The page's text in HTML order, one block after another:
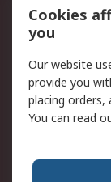
개인 정보 보호
웹사이트 사용
회사 소개
RS 계좌 정보
한국외 지역
Cookies
you
Our website
provide you
placing
You can read